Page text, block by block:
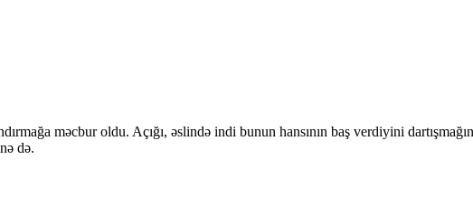
məcbur oldu. Açığı, əslində indi bunun hansının baş verdiyini
də.